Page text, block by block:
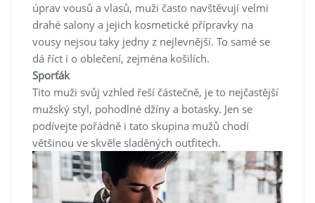
úprav vousů a vlasů, muži často navštěvují velmi
drahé salony a jejich kosmetické přípravky na
vousy nejsou taky jedny z nejlevnější. To samé se
dá říct i o oblečení, zejména košilích.
Sporťák
Tito muži svůj vzhled řeší částečně, je to nejčastější
mužský styl, pohodlné džíny a botasky. Jen se
podívejte pořádně i tato skupina mužů chodí
většinou ve skvěle sladěných outfitech.